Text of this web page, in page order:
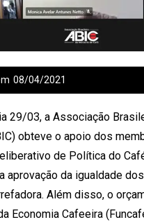
08/04/2021
29/03, a Associação
obteve o apoio dos
de Política do
aprovação da igualdade
Além disso, o
Economia Cafeeira